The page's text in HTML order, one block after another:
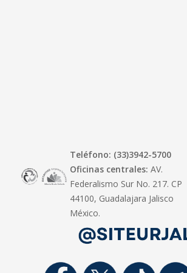
Teléfono: (33)3942-5700
Oficinas centrales: AV.
Federalismo Sur No. 217. CP
44100, Guadalajara Jalisco
México.